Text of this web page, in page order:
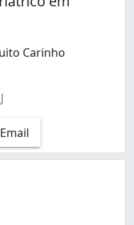
Carinho
Email